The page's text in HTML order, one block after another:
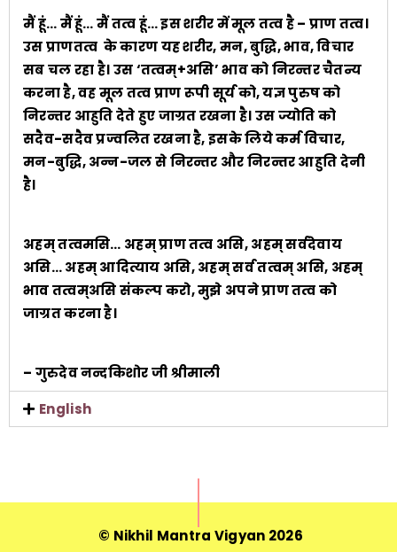
मैं हूं… मैं हूं… मैं तत्व हूं… इस शरीर में मूल तत्व है – प्राण तत्व।
उस प्राणतत्व के कारण यह शरीर, मन, बुद्धि, भाव, विचार
सब चल रहा है। उस ‘तत्वम्+असि’ भाव को निरन्तर चैतन्य
करना है, वह मूल तत्व प्राण रूपी सूर्य को, यज्ञ पुरुष को
निरन्तर आहुति देते हुए जाग्रत रखना है। उस ज्योति को
सदैव-सदैव प्रज्वलित रखना है, इसके लिये कर्म विचार,
मन-बुद्धि, अन्न-जल से निरन्तर और निरन्तर आहुति देनी
है।
अहम् तत्वमसि… अहम् प्राण तत्व असि, अहम् सर्वदेवाय
असि… अहम् आदित्याय असि, अहम् सर्व तत्वम् असि, अहम्
भाव तत्वम्असि संकल्प करो, मुझे अपने प्राण तत्व को
जाग्रत करना है।
– गुरुदेव नन्दकिशोर जी श्रीमाली
English
© Nikhil Mantra Vigyan 2026